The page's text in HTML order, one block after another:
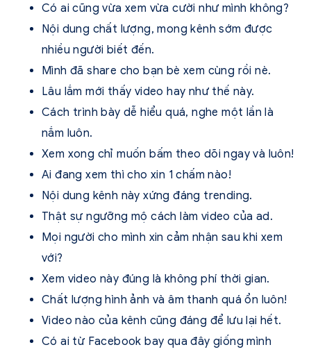
Có ai cũng vừa xem vừa cười như mình không?
Nội dung chất lượng, mong kênh sớm được
nhiều người biết đến.
Mình đã share cho bạn bè xem cùng rồi nè.
Lâu lắm mới thấy video hay như thế này.
Cách trình bày dễ hiểu quá, nghe một lần là
nắm luôn.
Xem xong chỉ muốn bấm theo dõi ngay và luôn!
Ai đang xem thì cho xin 1 chấm nào!
Nội dung kênh này xứng đáng trending.
Thật sự ngưỡng mộ cách làm video của ad.
Mọi người cho mình xin cảm nhận sau khi xem
với?
Xem video này đúng là không phí thời gian.
Chất lượng hình ảnh và âm thanh quá ổn luôn!
Video nào của kênh cũng đáng để lưu lại hết.
Có ai từ Facebook bay qua đây giống mình